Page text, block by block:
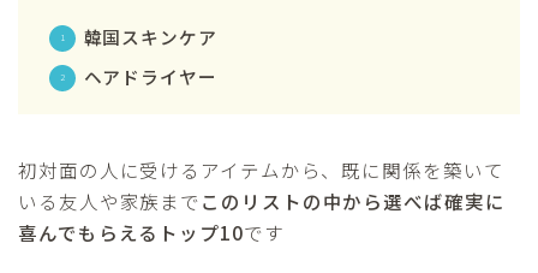
韓国スキンケア
ヘアドライヤー
初対面の人に受けるアイテムから、既に関係を築いて
いる友人や家族までこのリストの中から選べば確実に
喜んでもらえるトップ10です